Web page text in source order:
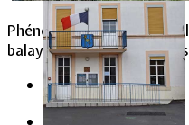
Phénomène étonnant,
balayant plusieurs